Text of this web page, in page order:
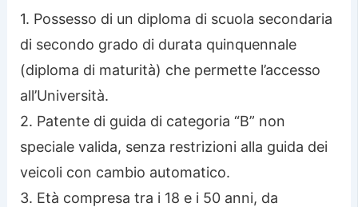
1. Possesso di un diploma di scuola secondaria
di secondo grado di durata quinquennale
(diploma di maturità) che permette l’accesso
all’Università.
2. Patente di guida di categoria “B” non
speciale valida, senza restrizioni alla guida dei
veicoli con cambio automatico.
3. Età compresa tra i 18 e i 50 anni, da